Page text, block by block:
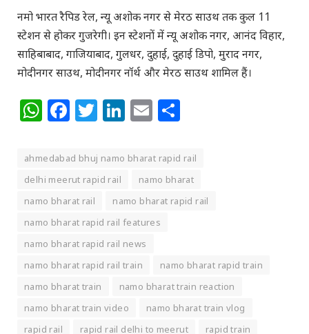
नमो भारत रैपिड रेल, न्यू अशोक नगर से मेरठ साउथ तक कुल 11
स्टेशन से होकर गुजरेगी। इन स्टेशनों में न्यू अशोक नगर, आनंद विहार,
साहिबाबाद, गाजियाबाद, गुलधर, दुहाई, दुहाई डिपो, मुराद नगर,
मोदीनगर साउथ, मोदीनगर नॉर्थ और मेरठ साउथ शामिल हैं।
WhatsApp
Facebook
Twitter
LinkedIn
Email
ahmedabad bhuj namo bharat rapid rail
delhi meerut rapid rail
namo bharat
namo bharat rail
namo bharat rapid rail
namo bharat rapid rail features
namo bharat rapid rail news
namo bharat rapid rail train
namo bharat rapid train
namo bharat train
namo bharat train reaction
namo bharat train video
namo bharat train vlog
rapid rail
rapid rail delhi to meerut rapid train